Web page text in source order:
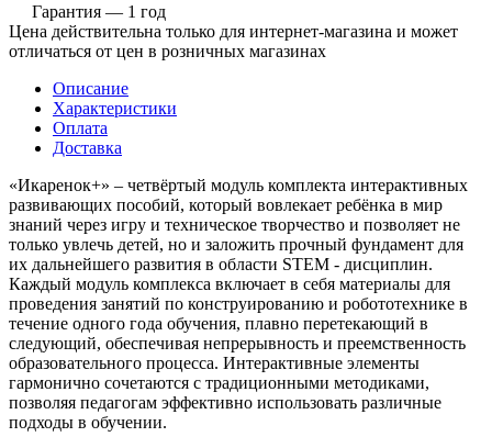
Гарантия — 1 год
Цена действительна только для интернет-магазина и может
отличаться от цен в розничных магазинах
Описание
Характеристики
Оплата
Доставка
«Икаренок+» – четвёртый модуль комплекта интерактивных
развивающих пособий, который вовлекает ребёнка в мир
знаний через игру и техническое творчество и позволяет не
только увлечь детей, но и заложить прочный фундамент для
их дальнейшего развития в области STEM - дисциплин.
Каждый модуль комплекса включает в себя материалы для
проведения занятий по конструированию и робототехнике в
течение одного года обучения, плавно перетекающий в
следующий, обеспечивая непрерывность и преемственность
образовательного процесса. Интерактивные элементы
гармонично сочетаются с традиционными методиками,
позволяя педагогам эффективно использовать различные
подходы в обучении.